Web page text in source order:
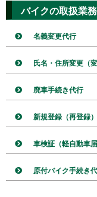
バイクの取扱業務
名義変更代行
氏名・住所変更（
廃車手続き代行
新規登録（再登録
車検証（軽自動車
原付バイク手続き